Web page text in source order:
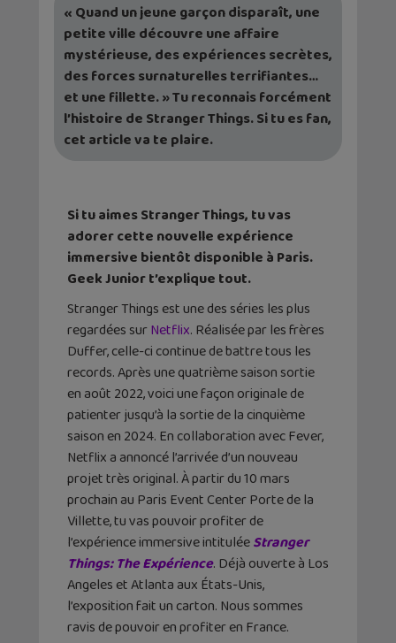
« Quand un jeune garçon disparaît, une
petite ville découvre une affaire
mystérieuse, des expériences secrètes,
des forces surnaturelles terrifiantes…
et une fillette. » Tu reconnais forcément
l’histoire de Stranger Things. Si tu es fan,
cet article va te plaire.
Si tu aimes Stranger Things, tu vas
adorer cette nouvelle expérience
immersive bientôt disponible à Paris.
Geek Junior t’explique tout.
Stranger Things est une des séries les plus
regardées surNetflix. Réalisée par les frères
Duffer, celle-ci continue de battre tous les
records. Après une quatrième saison sortie
en août 2022, voici une façon originale de
patienter jusqu’à la sortie de la cinquième
saison en 2024. En collaboration avec Fever,
Netflix a annoncé l’arrivée d’un nouveau
projet très original. À partir du 10 mars
prochain au Paris Event Center Porte de la
Villette, tu vas pouvoir profiter de
l’expérience immersive intituléeStranger
Things: The Expérience. Déjà ouverte à Los
Angeles et Atlanta aux États-Unis,
l’exposition fait un carton. Nous sommes
ravis de pouvoir en profiter en France.